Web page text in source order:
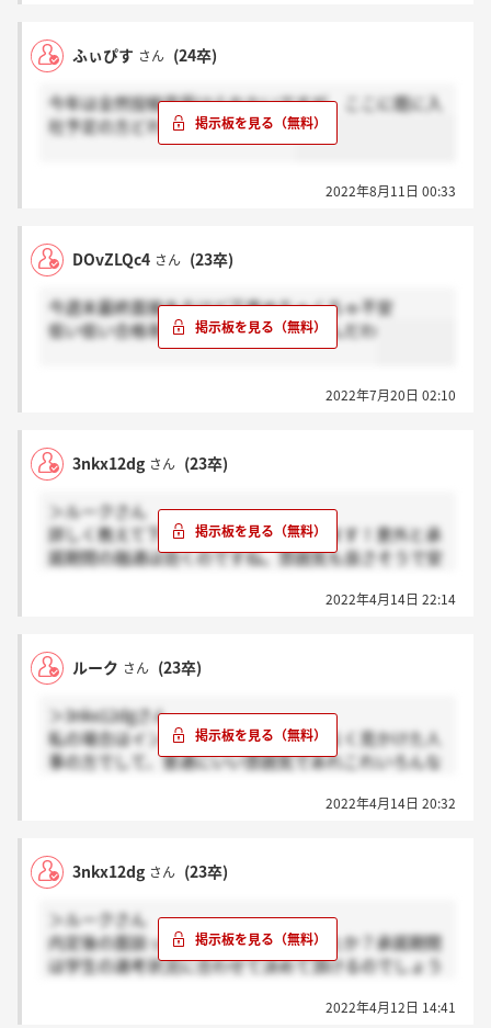
ふぃぴす さん (24卒)
今年は全然投稿見受けられないですが、ここに既に入
社予定の方どれぐらいいますか？
2022年8月11日 00:33
DOvZLQc4 さん (23卒)
今週末最終面接あるけど正直めちゃくちゃ不安
低い低い合格率突破できる感がしないんだわ
2022年7月20日 02:10
3nkx12dg さん (23卒)
＞ルークさん
詳しく教えて下さりありがとうございます！意外と承
諾期間の融通は効くのですね。雰囲気も良さそうで安
2022年4月14日 22:14
ルーク さん (23卒)
＞3nkx12dgさん
私の場合はインターンシップ等で顔をよく見かけた人
事の方でして、普通にいい雰囲気であれこれいろんな
や福利厚生のことを私は聞きまくりましたね。内定の
たが、人事の方からは結構伸ばせるみたいな話を聞き
ました。まだ早い時期なので相談すれば1ヶ月かそれ
2022年4月14日 20:32
3nkx12dg さん (23卒)
＞ルークさん
内定後の面談ってどのような感じでしたか？承諾期間
は学生の選考状況に合わせて決めて頂けるのでしょう
2022年4月12日 14:41